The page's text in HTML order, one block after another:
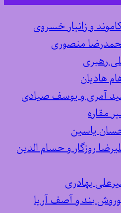
و زانیار خسروی
منصوری
رهبری
هادیان
آمری و یوسف صیادی
مقاره
یاسین
روزگار و حسام الدین
بهادری
بند و آصف آریا